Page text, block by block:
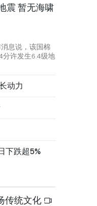
震 暂无海啸
息说，该国棉
分许发生6.4级地
动力
下跌超5%
传统文化